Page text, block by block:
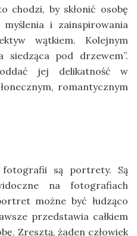
chodzi, by skłonić osobę
i zainspirowania
wątkiem. Kolejnym
siedząca pod drzewem”.
jej delikatność w
romantycznym
fotografii są portrety. Są
na fotografiach
możne być łudząco
przedstawia całkiem
Zresztą, żaden człowiek